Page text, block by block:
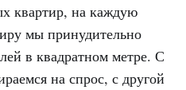
квартир, на каждую
мы принудительно
в квадратном метре. С
на спрос, с другой